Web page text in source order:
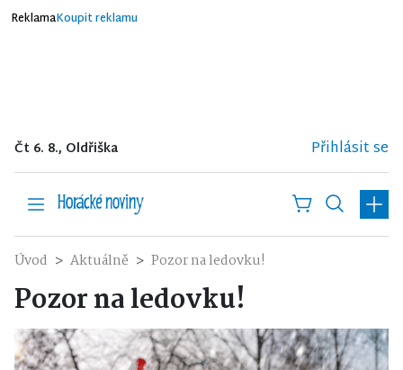
ReklamaKoupit reklamu
Čt 6. 8., Oldřiška Přihlásit se
Úvod Aktuálně Pozor na ledovku!
Pozor na ledovku!